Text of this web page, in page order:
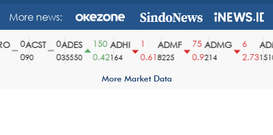
More news:
ACST
90
ADES
35550
150
0.42
ADHI
164
0.61
ADMF
8225
75
0.9
ADMG
214
2.731510
More Market Data